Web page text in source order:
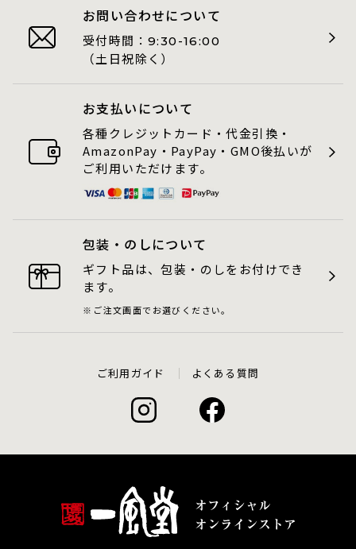
お問い合わせについて
受付時間： 9:30-16:00
（土日祝除く）
お支払いについて
各種クレジットカード・代金引換・
AmazonPay・PayPay・GMO後払いが
ご利用いただけます。
包装・のしについて
ギフト品は、包装・のしをお付けでき
ます。
ご注文画面でお選びください。
ご利用ガイド よくある質問